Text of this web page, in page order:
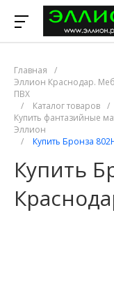
Главная
/
Эллион Краснодар.
ПВХ
/
Каталог товаров /
Купить фантазийные
Эллион
/
Купить Бронза
Купить